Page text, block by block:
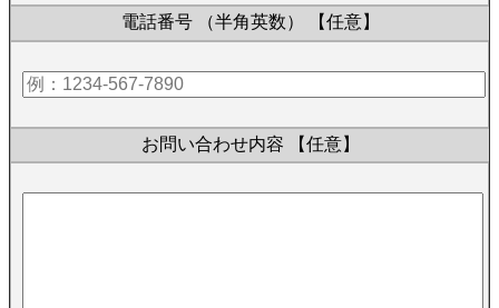
電話番号 （半角英数） 【任意】
お問い合わせ内容 【任意】